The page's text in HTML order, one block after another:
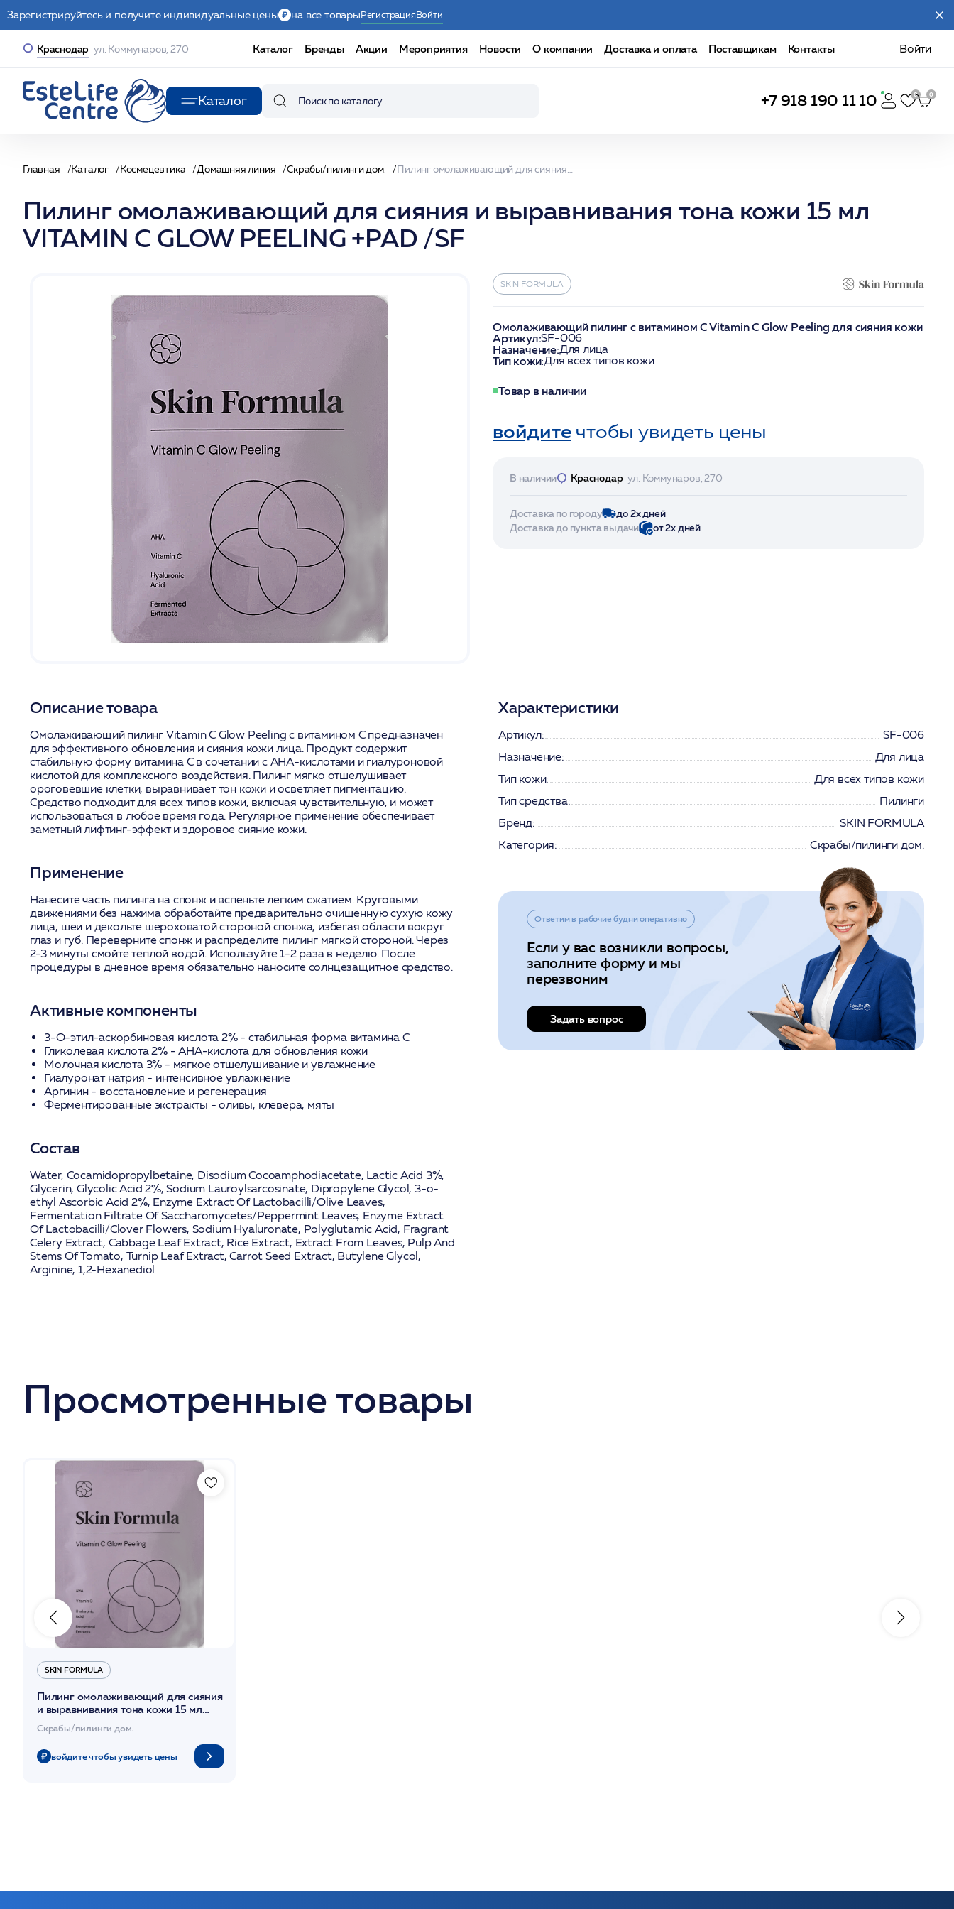
Зарегистрируйтесь и получите индивидуальные цены на все товарыРегистрацияВойти
Краснодар ул. Коммунаров, 270 Каталог Бренды Акции Мероприятия Новости О компании Доставка и оплата Поставщикам Контакты Войти
Каталог +7 918 190 11 10
Главная Каталог Космецевтика Домашняя линия Скрабы/пилинги дом.
Пилинг омолаживающий для сияния и выравнивания тона кожи 15 мл
VITAMIN C GLOW PEELING +PAD /SF
SKIN FORMULA
Омолаживающий пилинг с витамином C Vitamin C Glow Peeling для сияния кожи
Артикул:SF-006
Назначение:Для лица
Тип кожи:Для всех типов кожи
Товар в наличии
войдитечтобы увидеть цены
В наличии Краснодар ул. Коммунаров, 270
Доставка по городу
до 2х дней
Доставка до пункта выдачи
от 2х дней
Описание товара
Омолаживающий пилинг Vitamin C Glow Peeling с витамином C предназначен
для эффективного обновления и сияния кожи лица. Продукт содержит
стабильную форму витамина C в сочетании с AHA-кислотами и гиалуроновой
кислотой для комплексного воздействия. Пилинг мягко отшелушивает
ороговевшие клетки, выравнивает тон кожи и осветляет пигментацию.
Средство подходит для всех типов кожи, включая чувствительную, и может
использоваться в любое время года. Регулярное применение обеспечивает
заметный лифтинг-эффект и здоровое сияние кожи.
Применение
Нанесите часть пилинга на спонж и вспеньте легким сжатием. Круговыми
движениями без нажима обработайте предварительно очищенную сухую кожу
лица, шеи и декольте шероховатой стороной спонжа, избегая области вокруг
глаз и губ. Переверните спонж и распределите пилинг мягкой стороной. Через
2-3 минуты смойте теплой водой. Используйте 1-2 раза в неделю. После
процедуры в дневное время обязательно наносите солнцезащитное средство.
Активные компоненты
3-O-этил-аскорбиновая кислота 2%- стабильная форма витамина C
Гликолевая кислота 2%- AHA-кислота для обновления кожи
Молочная кислота 3% - мягкое отшелушивание и увлажнение
Гиалуронат натрия - интенсивное увлажнение
Аргинин- восстановление и регенерация
Ферментированные экстракты - оливы, клевера, мяты
Состав
Water, Cocamidopropylbetaine, Disodium Cocoamphodiacetate, Lactic Acid 3%,
Glycerin, Glycolic Acid 2%, Sodium Lauroylsarcosinate, Dipropylene Glycol, 3-o-
ethyl Ascorbic Acid 2%, Enzyme Extract Of Lactobacilli/Olive Leaves,
Fermentation Filtrate Of Saccharomycetes/Peppermint Leaves, Enzyme Extract
Of Lactobacilli/Clover Flowers, Sodium Hyaluronate, Polyglutamic Acid, Fragrant
Celery Extract, Cabbage Leaf Extract, Rice Extract, Extract From Leaves, Pulp And
Stems Of Tomato, Turnip Leaf Extract, Carrot Seed Extract, Butylene Glycol,
Arginine, 1,2-Hexanediol
Характеристики
Артикул:
SF-006
Назначение:
Для лица
Тип кожи:
Для всех типов кожи
Тип средства:
Пилинги
Бренд:
SKIN FORMULA
Категория:
Скрабы/пилинги дом.
Ответим в рабочие будни оперативно
Если у вас возникли вопросы,
заполните форму и мы
перезвоним
Задать вопрос
Просмотренные товары
SKIN FORMULA
Пилинг омолаживающий для сияния
и выравнивания тона кожи 15 мл
VITAMIN C GLOW PEELING +PAD /SF
Скрабы/пилинги дом.
войдите чтобы увидеть цены